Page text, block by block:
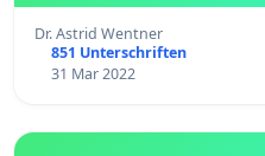
Dr. Astrid Wentner
851 Unterschriften
31 Mar 2022